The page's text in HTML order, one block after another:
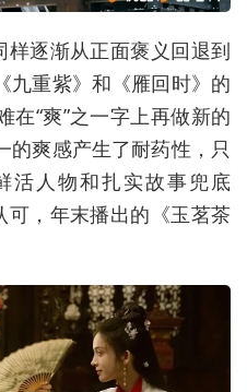
样逐渐从正面褒义回退到
九重紫》和《雁回时》的
在“爽”之一字上再做新的
的爽感产生了耐药性，只
活人物和扎实故事兜底
可，年末播出的《玉茗茶